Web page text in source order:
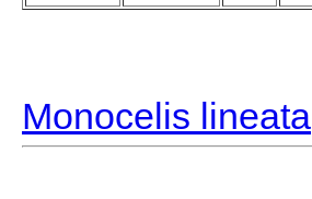
Monocelis lineata